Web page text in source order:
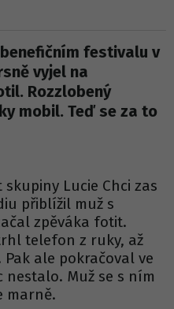
festivalu v
vyjel na
Rozzlobený
mobil. Teď se za to
Lucie Chci zas
přiblížil muž s
zpěváka fotit.
telefon z ruky, až
ale pokračoval ve
nestalo. Muž se s ním
marně.